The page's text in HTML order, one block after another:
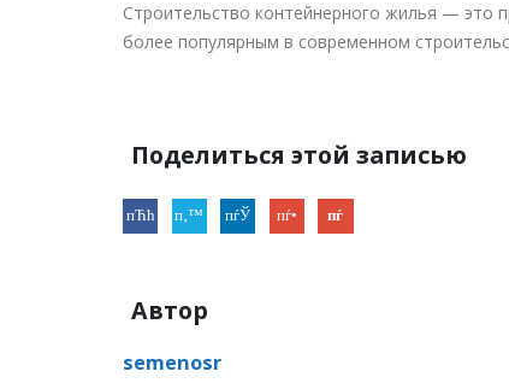
Строительство контейнерного жилья — это
более популярным в современном
Поделиться этой записью
Автор
semenosr